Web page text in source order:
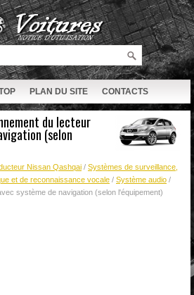
PLAN DU SITE CONTACTS
du lecteur
(selon
Nissan Qashqai / Systèmes de surveillance,
et de reconnaissance vocale / Système audio /
système de navigation (selon l'équipement)